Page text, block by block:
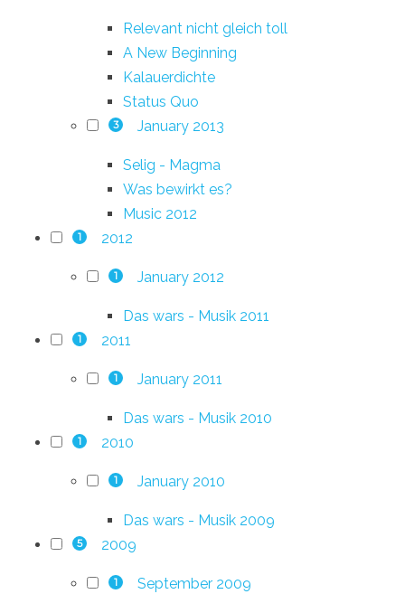
Relevant nicht gleich toll
A New Beginning
Kalauerdichte
Status Quo
3 January 2013
Selig - Magma
Was bewirkt es?
Music 2012
1 2012
1 January 2012
Das wars - Musik 2011
1 2011
1 January 2011
Das wars - Musik 2010
1 2010
1 January 2010
Das wars - Musik 2009
5 2009
1 September 2009